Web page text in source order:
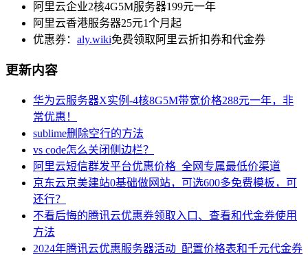
阿里云企业2核4G5M服务器199元一年
阿里云香港服务器25元1个月起
优惠券： aly.wiki免费领取阿里云折扣券和代金券
更新内容
华为云服务器X实例-4核8G5M带宽价格288元一年，非
常优惠！
sublime删除空行的方法
vs code怎么关闭侧边栏？
阿里云短信群发平台优惠价格_全网专属最低价渠道
京东云京美建站0基础做网站，可选600多免费模板，可
还行？
不看后悔的腾讯云优惠券领取入口、查看和代金券使用
方法
2024年腾讯云优惠服务器活动_配置价格表和千元代金券